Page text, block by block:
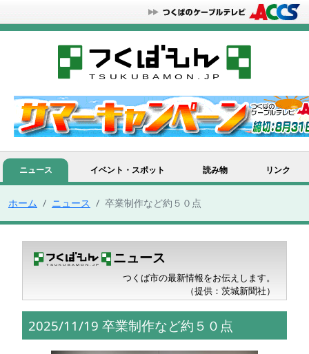
ニュース イベント・スポット 読み物 リンク
ホーム ニュース 卒業制作など約５０点
ニュース
つくば市の最新情報をお伝えします。
（提供：茨城新聞社）
2025/11/19 卒業制作など約５０点